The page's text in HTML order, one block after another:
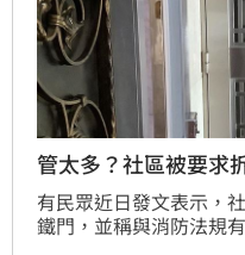
管太多？社區被要
有民眾近日發文表示，
鐵門，並稱與消防法規